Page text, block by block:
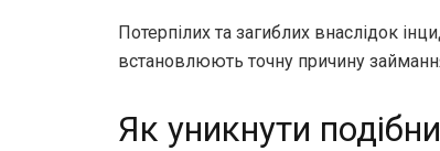
Потерпілих та загиблих внаслідок
встановлюють точну причину
Як уникнути